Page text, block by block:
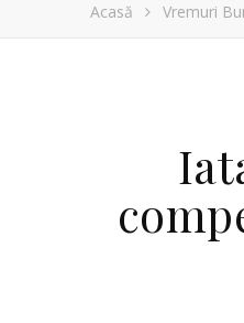
Acasă Vremuri